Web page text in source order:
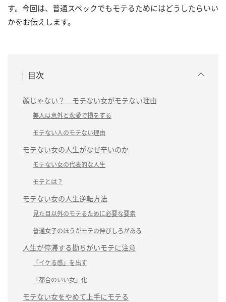
す。今回は、普通スペックでもモテるためにはどうしたらいい
かをお伝えします。
目次
顔じゃない？ モテない女がモテない理由
美人は意外と恋愛で損をする
モテない人のモテない理由
モテない女の人生がなぜ辛いのか
モテない女の代表的な人生
モテとは？
モテない女の人生逆転方法
見た目以外のモテるために必要な要素
普通女子のほうがモテの伸びしろがある
人生が停滞する勘ちがいモテに注意
「イケる感」を出す
「都合のいい女」化
モテない女をやめて上手にモテる